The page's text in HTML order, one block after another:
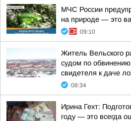
МЧС России
на природе — это
09:10
Житель Вельского
судом по
свидетеля к даче
08:34
Ирина Гехт:
году — это всегда